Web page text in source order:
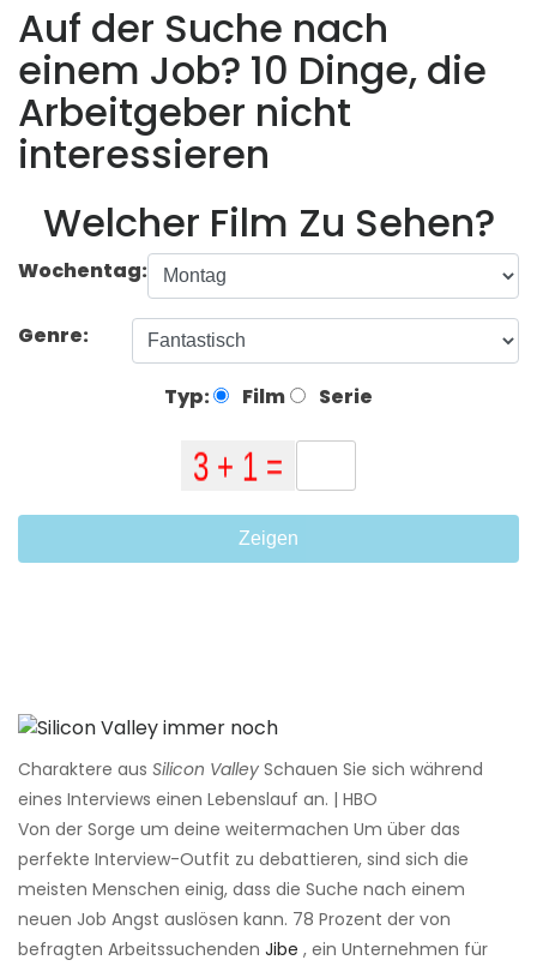
Auf der Suche nach
einem Job? 10 Dinge, die
Arbeitgeber nicht
interessieren
Welcher Film Zu Sehen?
Wochentag:
Genre:
Typ: Film Serie
Zeigen
Charaktere aus Silicon Valley Schauen Sie sich während
eines Interviews einen Lebenslauf an. | HBO
Von der Sorge um deine weitermachen Um über das
perfekte Interview-Outfit zu debattieren, sind sich die
meisten Menschen einig, dass die Suche nach einem
neuen Job Angst auslösen kann. 78 Prozent der von
befragten Arbeitssuchenden Jibe , ein Unternehmen für